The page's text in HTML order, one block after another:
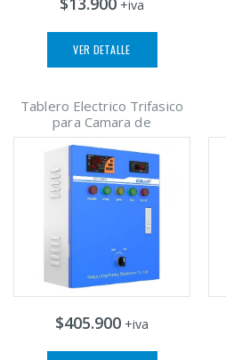
+iva
VER DETALLE
Tablero Electrico Trifasico
para Camara de
$405.900 +iva